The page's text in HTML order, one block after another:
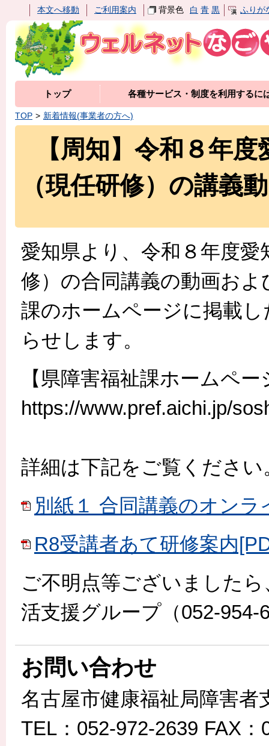
本文へ移動 ご利用案内 背景色 白 青 黒 ふりが
トップ 各種サービス・制度を利用するに
TOP 新着情報(事業者の方へ)
【周知】令和８年
（現任研修）の講義
愛知県より、令和８年度
修）の合同講義の動画お
課のホームページに掲載
らせします。
【県障害福祉課ホームペ
https://www.pref.aichi.jp/
詳細は下記をご覧ください
別紙１ 合同講義のオン
R8受講者あて研修案内
ご不明点等ございました
活支援グループ（052-
お問い合わせ
名古屋市健康福祉局障害者
TEL ：052-972-2639 FAX